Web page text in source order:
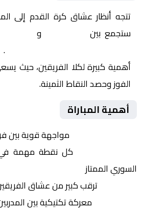
تتجه أنظار عشاق كرة القدم إلى
ستجمع بين
و
.
أهمية كبيرة لكلا الفريقين، حيث
الفوز وحصد النقاط الثمينة.
أهمية المباراة
مواجهة قوية بين
كل نقطة مهمة في
السوري الممتاز
ترقب كبير من عشاق
معركة تكتيكية بين